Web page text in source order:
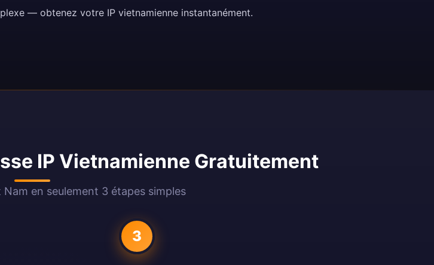
— obtenez votre IP vietnamienne instantanément.
IP Vietnamienne Gratuitement
en seulement 3 étapes simples
3